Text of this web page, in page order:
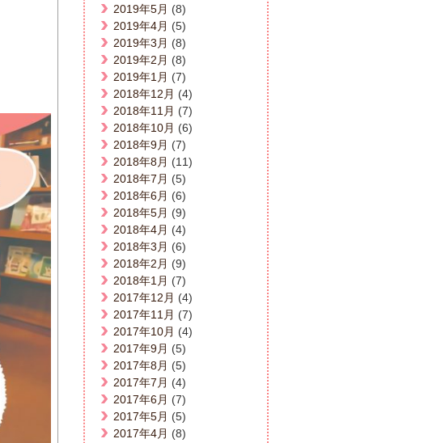
2019年5月 (8)
2019年4月 (5)
2019年3月 (8)
2019年2月 (8)
2019年1月 (7)
2018年12月 (4)
2018年11月 (7)
2018年10月 (6)
2018年9月 (7)
2018年8月 (11)
2018年7月 (5)
2018年6月 (6)
2018年5月 (9)
2018年4月 (4)
2018年3月 (6)
2018年2月 (9)
2018年1月 (7)
2017年12月 (4)
2017年11月 (7)
2017年10月 (4)
2017年9月 (5)
2017年8月 (5)
2017年7月 (4)
2017年6月 (7)
2017年5月 (5)
2017年4月 (8)